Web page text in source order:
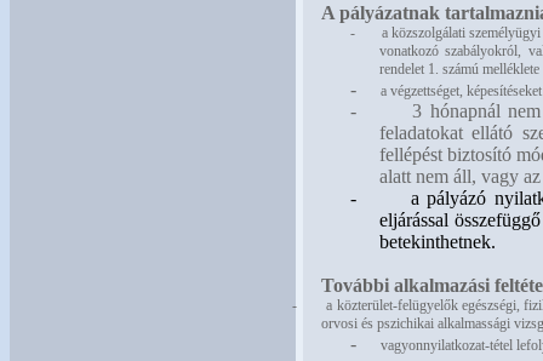
A pályázatnak
- a közszolgálati
vonatkozó szabályokról,
rendelet 1. számú
- a végzettséget,
-
3 hónapnál
feladatokat ellátó
fellépést biztosító
alatt nem áll, vagy
-
a pályázó
eljárással
betekinthetnek.
További alkalmazási
-
a közterület-felügyelők egészségi,
orvosi és pszichikai alkalmassági
- vagyonnyilatkozat-tétel